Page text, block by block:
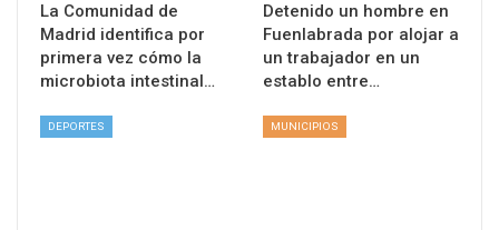
La Comunidad de
Madrid identifica por
primera vez cómo la
microbiota intestinal…
Detenido un hombre en
Fuenlabrada por alojar a
un trabajador en un
establo entre…
DEPORTES MUNICIPIOS